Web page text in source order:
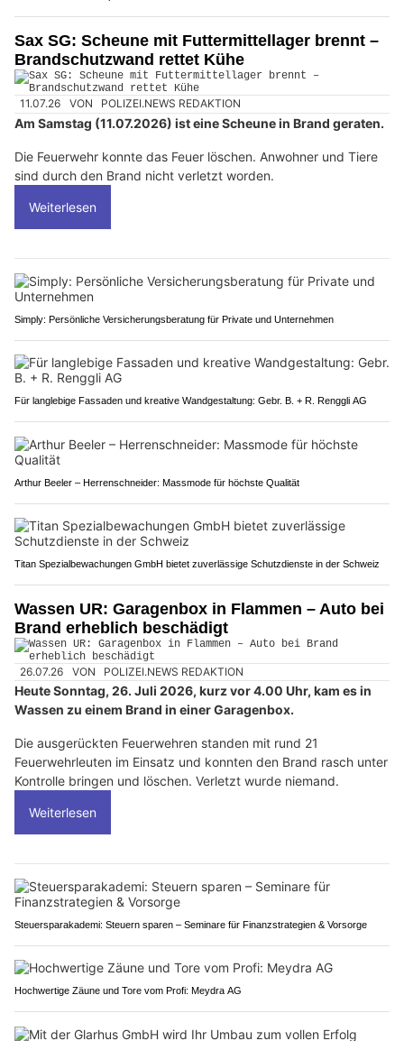
Sax SG: Scheune mit Futtermittellager brennt –
Brandschutzwand rettet Kühe
11.07.26 VON POLIZEI.NEWS REDAKTION
Am Samstag (11.07.2026) ist eine Scheune in Brand geraten.
Die Feuerwehr konnte das Feuer löschen. Anwohner und Tiere
sind durch den Brand nicht verletzt worden.
Weiterlesen
Simply: Persönliche Versicherungsberatung für Private und Unternehmen
Für langlebige Fassaden und kreative Wandgestaltung: Gebr. B. + R. Renggli AG
Arthur Beeler – Herrenschneider: Massmode für höchste Qualität
Titan Spezialbewachungen GmbH bietet zuverlässige Schutzdienste in der Schweiz
Wassen UR: Garagenbox in Flammen – Auto bei
Brand erheblich beschädigt
26.07.26 VON POLIZEI.NEWS REDAKTION
Heute Sonntag, 26. Juli 2026, kurz vor 4.00 Uhr, kam es in
Wassen zu einem Brand in einer Garagenbox.
Die ausgerückten Feuerwehren standen mit rund 21
Feuerwehrleuten im Einsatz und konnten den Brand rasch unter
Kontrolle bringen und löschen. Verletzt wurde niemand.
Weiterlesen
Steuersparakademi: Steuern sparen – Seminare für Finanzstrategien & Vorsorge
Hochwertige Zäune und Tore vom Profi: Meydra AG